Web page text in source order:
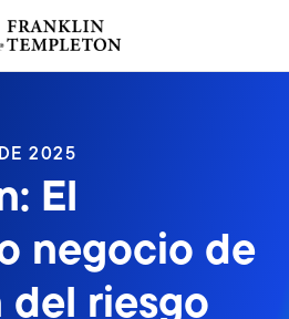
2025
El
negocio de
riesgo